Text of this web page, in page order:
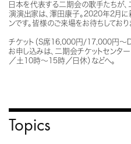
日本を代表する二期会の歌手たちが、
演演出家は、澤田康子。2020年2月に
ンです。皆様のご来場をお待ちしており
チケット（S席16,000円/17,000円～D
お申し込みは、二期会チケットセン
／土10時～15時／日休）などへ。
Topics